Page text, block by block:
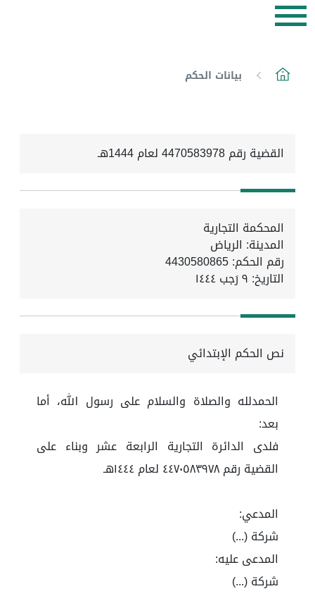
بيانات الحكم
القضية رقم 4470583978 لعام 1444هـ
المحكمة التجارية
المدينة: الرياض
رقم الحكم: 4430580865
التاريخ: ٩ رَجب ١٤٤٤
نص الحكم الإبتدائي
الحمدلله والصلاة والسلام على رسول الله، أما
بعد:
فلدى الدائرة التجارية الرابعة عشر وبناء على
القضية رقم ٤٤٧٠٥٨٣٩٧٨ لعام ١٤٤٤هـ
المدعي:
شركة (...)
المدعى عليه:
شركة (...)